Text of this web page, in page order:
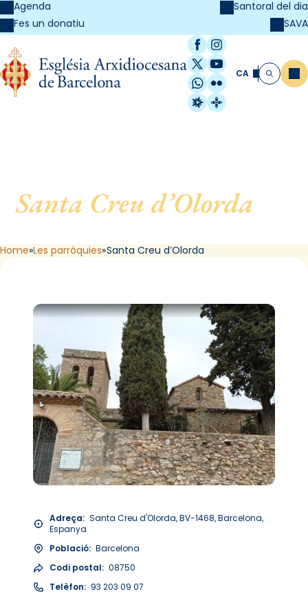
Agenda
Fes un donatiu
Santoral del dia
SAVA
Facebook
Instagram
X / Twitter
YouTube
WhatsApp
Flickr
Radio Estel
Catalunya
CA Cerca
Santa Creu d’Olorda
Home Les parròquies Santa Creu d’Olorda
Adreça: Santa Creu d'Olorda, BV-1468, Barcelona,
Espanya
Població: Barcelona
Codi postal: 08750
Telèfon: 93 203 09 07